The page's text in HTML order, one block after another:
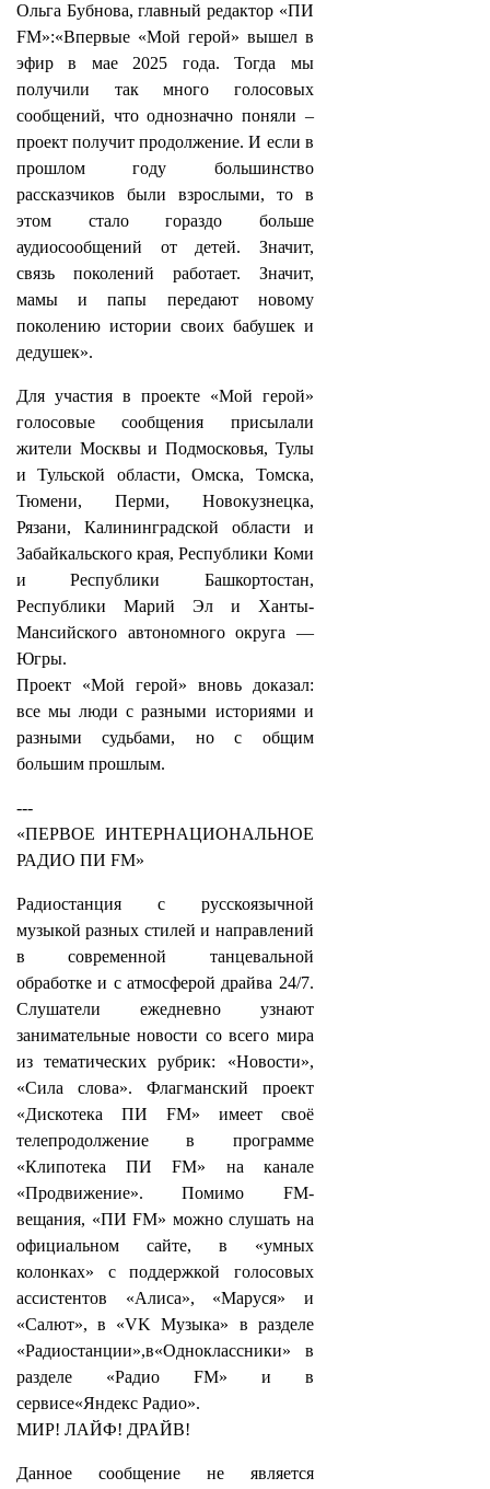
Ольга Бубнова, главный редактор «ПИ
FM»:«Впервые «Мой герой» вышел в
эфир в мае 2025 года. Тогда мы
получили так много голосовых
сообщений, что однозначно поняли –
проект получит продолжение. И если в
прошлом году большинство
рассказчиков были взрослыми, то в
этом стало гораздо больше
аудиосообщений от детей. Значит,
связь поколений работает. Значит,
мамы и папы передают новому
поколению истории своих бабушек и
дедушек».
Для участия в проекте «Мой герой»
голосовые сообщения присылали
жители Москвы и Подмосковья, Тулы
и Тульской области, Омска, Томска,
Тюмени, Перми, Новокузнецка,
Рязани, Калининградской области и
Забайкальского края, Республики Коми
и Республики Башкортостан,
Республики Марий Эл и Ханты-
Мансийского автономного округа —
Югры.
Проект «Мой герой» вновь доказал:
все мы люди с разными историями и
разными судьбами, но с общим
большим прошлым.
---
«ПЕРВОЕ ИНТЕРНАЦИОНАЛЬНОЕ
РАДИО ПИ FM»
Радиостанция с русскоязычной
музыкой разных стилей и направлений
в современной танцевальной
обработке и с атмосферой драйва 24/7.
Слушатели ежедневно узнают
занимательные новости со всего мира
из тематических рубрик: «Новости»,
«Сила слова». Флагманский проект
«Дискотека ПИ FM» имеет своё
телепродолжение в программе
«Клипотека ПИ FM» на канале
«Продвижение». Помимо FM-
вещания, «ПИ FM» можно слушать на
официальном сайте, в «умных
колонках» с поддержкой голосовых
ассистентов «Алиса», «Маруся» и
«Салют», в «VK Музыка» в разделе
«Радиостанции»,в«Одноклассники» в
разделе «Радио FM» и в
сервисе«Яндекс Радио».
МИР! ЛАЙФ! ДРАЙВ!
Данное сообщение не является